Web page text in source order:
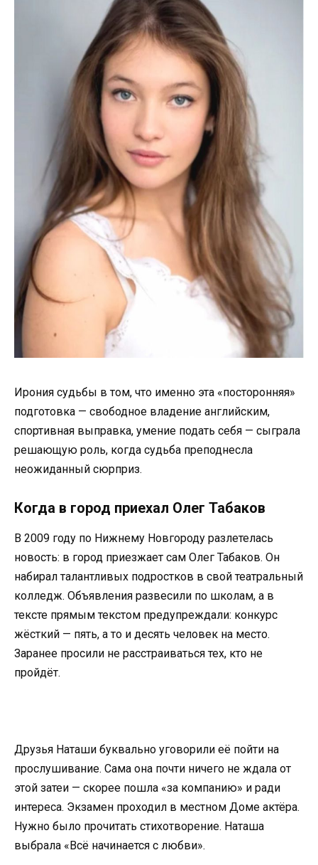
Ирония судьбы в том, что именно эта «посторонняя»
подготовка — свободное владение английским,
спортивная выправка, умение подать себя — сыграла
решающую роль, когда судьба преподнесла
неожиданный сюрприз.
Когда в город приехал Олег Табаков
В 2009 году по Нижнему Новгороду разлетелась
новость: в город приезжает сам Олег Табаков. Он
набирал талантливых подростков в свой театральный
колледж. Объявления развесили по школам, а в
тексте прямым текстом предупреждали: конкурс
жёсткий — пять, а то и десять человек на место.
Заранее просили не расстраиваться тех, кто не
пройдёт.
Друзья Наташи буквально уговорили её пойти на
прослушивание. Сама она почти ничего не ждала от
этой затеи — скорее пошла «за компанию» и ради
интереса. Экзамен проходил в местном Доме актёра.
Нужно было прочитать стихотворение. Наташа
выбрала «Всё начинается с любви».